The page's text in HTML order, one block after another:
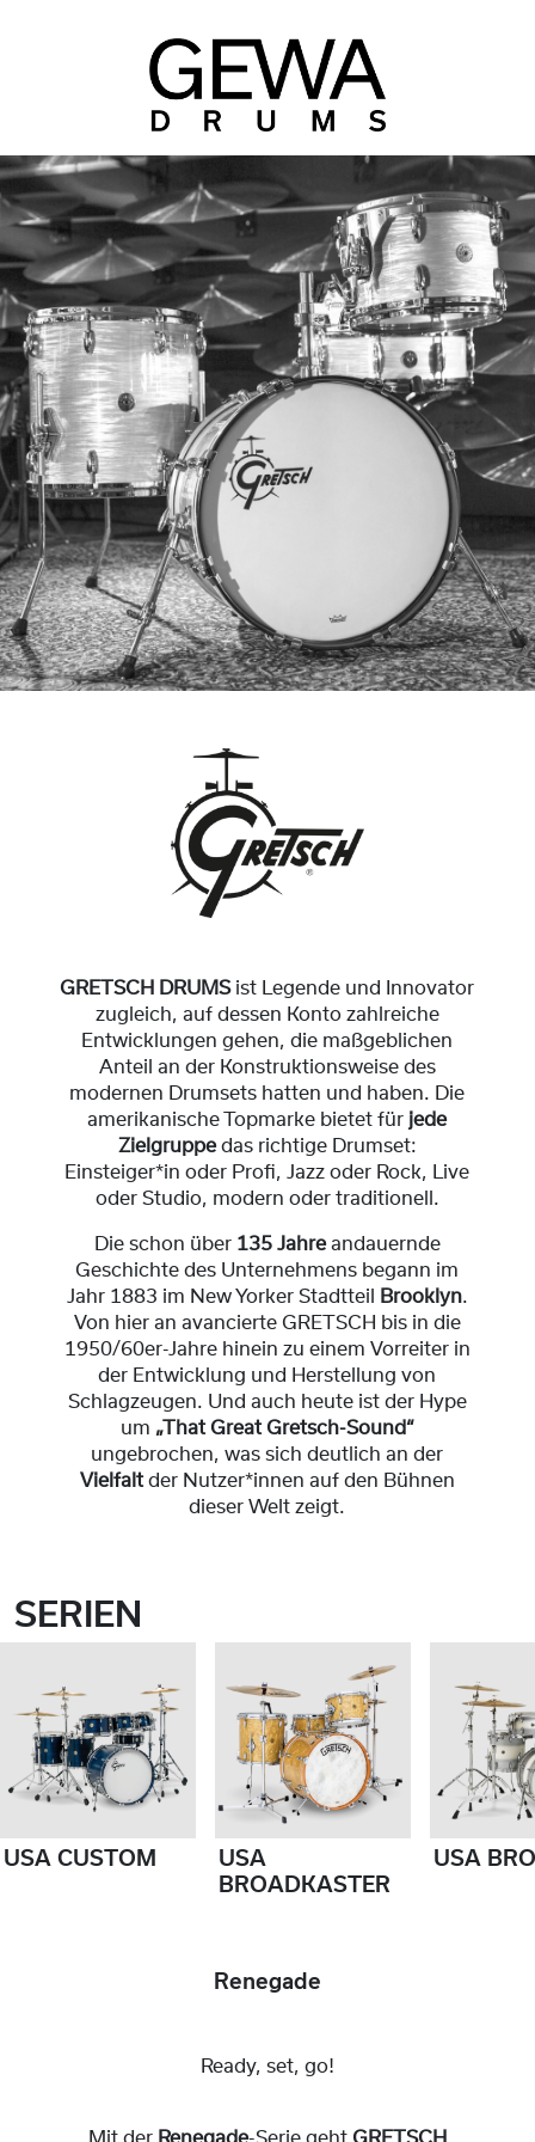
GRETSCH DRUMS ist Legende und Innovator
zugleich, auf dessen Konto zahlreiche
Entwicklungen gehen, die maßgeblichen
Anteil an der Konstruktionsweise des
modernen Drumsets hatten und haben. Die
amerikanische Topmarke bietet für jede
Zielgruppedas richtige Drumset:
Einsteiger*in oder Profi, Jazz oder Rock, Live
oder Studio, modern oder traditionell.
Die schon über 135 Jahreandauernde
Geschichte des Unternehmens begann im
Jahr 1883 im New Yorker Stadtteil
Brooklyn.
Von hier an avancierte GRETSCH bis in die
1950/60er-Jahre hinein zu einem Vorreiter in
der Entwicklung und Herstellung von
Schlagzeugen. Und auch heute ist der Hype
um „That Great Gretsch-Sound“
ungebrochen, was sich deutlich an der
Vielfaltder Nutzer*innen auf den Bühnen
dieser Welt zeigt.
SERIEN
USA CUSTOM
USA
BROADKASTER
USA
Renegade
Ready, set, go!
Mit der Renegade-Serie geht GRETSCH